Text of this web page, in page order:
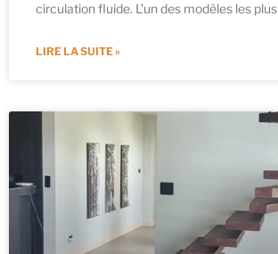
circulation fluide. L’un des modèles les plus
LIRE LA SUITE »